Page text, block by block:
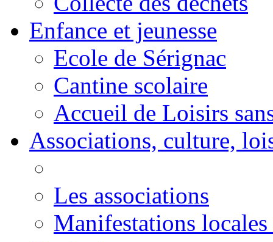
Enfance et jeunesse
Ecole de Sérignac
Cantine scolaire
Accueil de Loisirs
Associations, culture,
Les associations
Manifestations locales